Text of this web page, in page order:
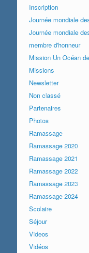
Inscription
Journée mondiale
Journée mondiale
membre d'honneur
Mission Un Océan
Missions
Newsletter
Non classé
Partenaires
Photos
Ramassage
Ramassage 2020
Ramassage 2021
Ramassage 2022
Ramassage 2023
Ramassage 2024
Scolaire
Séjour
Videos
Vidéos